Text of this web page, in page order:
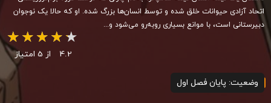
اتحاد آزادی حیوانات خلق شده و توسط انسان‌ها بزرگ شده. او که حالا یک نوجوان
دبیرستانی است، با موانع بسیاری روبه‌رو می‌شود و...
4.2 از 5 امتیاز
وضعیت: پایان فصل اول